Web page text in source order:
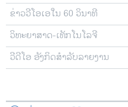
ພາສາຕ່າງໆ
ຂ່າວວີໂອເອໃນ 60 ວິນາທີ
ວິທະຍາສາດ-ເທັກໂນໂລຈີ
ວີດີໂອ ອັງກິດສຳລັບລາຍງານ